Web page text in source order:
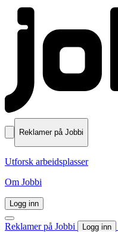
Reklamer på Jobbi
Utforsk arbeidsplasser
Om Jobbi
Logg inn
Reklamer på Jobbi Logg inn